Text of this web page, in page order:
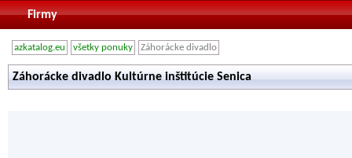
Firmy
azkatalog.eu všetky ponuky Záhorácke divadlo
Záhorácke divadlo Kultúrne inštitúcie Senica